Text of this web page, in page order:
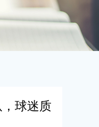
球迷质